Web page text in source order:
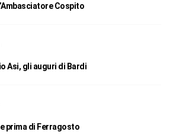
Cospito
Asi, gli auguri di Bardi
prima di Ferragosto